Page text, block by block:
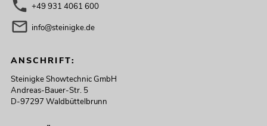
+49 931 4061 600
info@steinigke.de
ANSCHRIFT:
Steinigke Showtechnic GmbH
Andreas-Bauer-Str. 5
D-97297 Waldbüttelbrunn